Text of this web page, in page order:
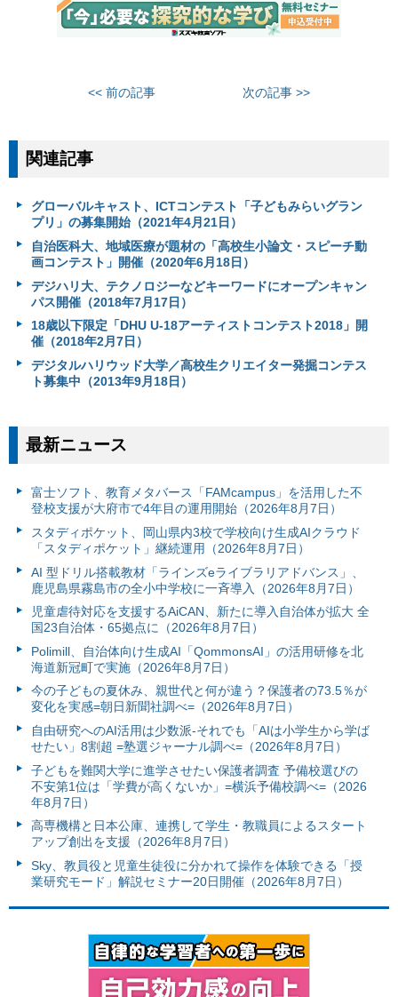
<< 前の記事 次の記事 >>
関連記事
グローバルキャスト、ICTコンテスト「子どもみらいグラン
プリ」の募集開始（2021年4月21日）
自治医科大、地域医療が題材の「高校生小論文・スピーチ動
画コンテスト」開催（2020年6月18日）
デジハリ大、テクノロジーなどキーワードにオープンキャン
パス開催（2018年7月17日）
18歳以下限定「DHU U-18アーティストコンテスト2018」開
催（2018年2月7日）
デジタルハリウッド大学／高校生クリエイター発掘コンテス
ト募集中（2013年9月18日）
最新ニュース
富⼠ソフト、教育メタバース「FAMcampus」を活用した不
登校支援が大府市で4年目の運用開始（2026年8月7日）
スタディポケット、岡山県内3校で学校向け生成AIクラウド
「スタディポケット」継続運用（2026年8月7日）
AI 型ドリル搭載教材「ラインズeライブラリアドバンス」、
鹿児島県霧島市の全小中学校に一斉導入（2026年8月7日）
児童虐待対応を支援するAiCAN、新たに導入自治体が拡大 全
国23自治体・65拠点に（2026年8月7日）
Polimill、自治体向け生成AI「QommonsAI」の活用研修を北
海道新冠町で実施（2026年8月7日）
今の子どもの夏休み、親世代と何が違う？保護者の73.5％が
変化を実感=朝日新聞社調べ=（2026年8月7日）
自由研究へのAI活用は少数派-それでも「AIは小学生から学ば
せたい」8割超 =塾選ジャーナル調べ=（2026年8月7日）
子どもを難関大学に進学させたい保護者調査 予備校選びの
不安第1位は「学費が高くないか」=横浜予備校調べ=（2026
年8月7日）
高専機構と日本公庫、連携して学生・教職員によるスタート
アップ創出を支援（2026年8月7日）
Sky、教員役と児童生徒役に分かれて操作を体験できる「授
業研究モード」解説セミナー20日開催（2026年8月7日）